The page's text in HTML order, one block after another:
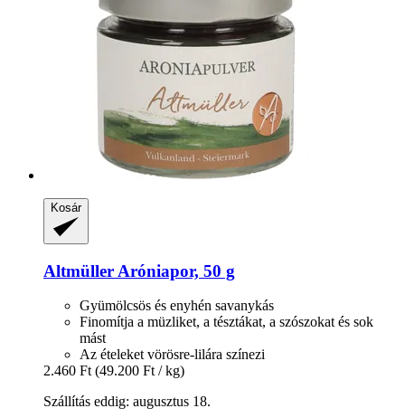
Kosár
Altmüller Aróniapor, 50 g
Gyümölcsös és enyhén savanykás
Finomítja a müzliket, a tésztákat, a szószokat és sok
mást
Az ételeket vörösre-lilára színezi
2.460 Ft (49.200 Ft / kg)
Szállítás eddig: augusztus 18.